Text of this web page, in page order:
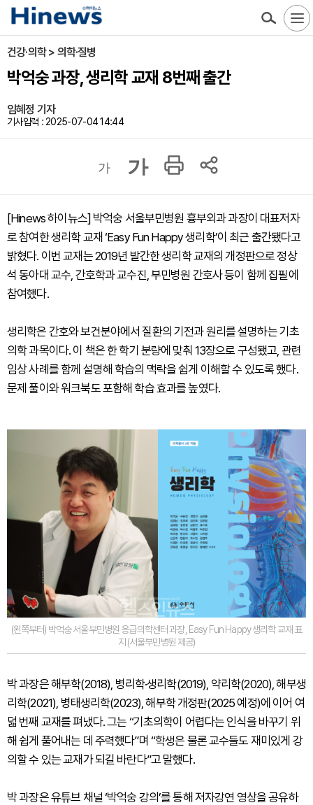
건강·의학 > 의학·질병
박억숭 과장, 생리학 교재 8번째 출간
임혜정 기자
기사입력 : 2025-07-04 14:44
가 가
[Hinews 하이뉴스] 박억숭 서울부민병원 흉부외과 과장이 대표저자
로 참여한 생리학 교재 ‘Easy Fun Happy 생리학’이 최근 출간됐다고
밝혔다. 이번 교재는 2019년 발간한 생리학 교재의 개정판으로 정상
석 동아대 교수, 간호학과 교수진, 부민병원 간호사 등이 함께 집필에
참여했다.
생리학은 간호와 보건분야에서 질환의 기전과 원리를 설명하는 기초
의학 과목이다. 이 책은 한 학기 분량에 맞춰 13장으로 구성됐고, 관련
임상 사례를 함께 설명해 학습의 맥락을 쉽게 이해할 수 있도록 했다.
문제 풀이와 워크북도 포함해 학습 효과를 높였다.
(왼쪽부터) 박억숭 서울부민병원 응급의학센터 과장, Easy Fun Happy 생리학 교재 표
지 (서울부민병원 제공)
박 과장은 해부학(2018), 병리학·생리학(2019), 약리학(2020), 해부생
리학(2021), 병태생리학(2023), 해부학 개정판(2025 예정)에 이어 여
덟 번째 교재를 펴냈다. 그는 “기초의학이 어렵다는 인식을 바꾸기 위
해 쉽게 풀어내는 데 주력했다”며 “학생은 물론 교수들도 재미있게 강
의할 수 있는 교재가 되길 바란다”고 말했다.
박 과장은 유튜브 채널 ‘박억숭 강의’를 통해 저자강연 영상을 공유하